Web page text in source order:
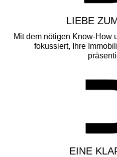
LIEBE
Mit dem nötigen Know-How
fokussiert, Ihre
EINE